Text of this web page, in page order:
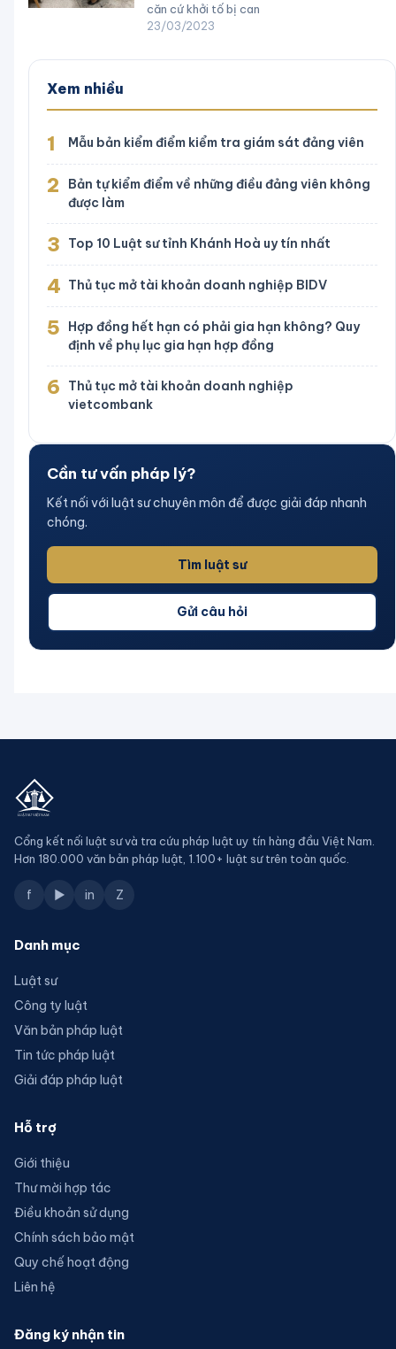
căn cứ khởi tố bị can
23/03/2023
Xem nhiều
1 Mẫu bản kiểm điểm kiểm tra giám sát đảng viên
2
Bản tự kiểm điểm về những điều đảng viên không
được làm
3 Top 10 Luật sư tỉnh Khánh Hoà uy tín nhất
4 Thủ tục mở tài khoản doanh nghiệp BIDV
5
Hợp đồng hết hạn có phải gia hạn không? Quy
định về phụ lục gia hạn hợp đồng
6
Thủ tục mở tài khoản doanh nghiệp
vietcombank
Cần tư vấn pháp lý?
Kết nối với luật sư chuyên môn để được giải đáp nhanh
chóng.
Tìm luật sư
Gửi câu hỏi
Cổng kết nối luật sư và tra cứu pháp luật uy tín hàng đầu Việt Nam.
Hơn 180.000 văn bản pháp luật, 1.100+ luật sư trên toàn quốc.
f ▶ in Z
Danh mục
Luật sư
Công ty luật
Văn bản pháp luật
Tin tức pháp luật
Giải đáp pháp luật
Hỗ trợ
Giới thiệu
Thư mời hợp tác
Điều khoản sử dụng
Chính sách bảo mật
Quy chế hoạt động
Liên hệ
Đăng ký nhận tin